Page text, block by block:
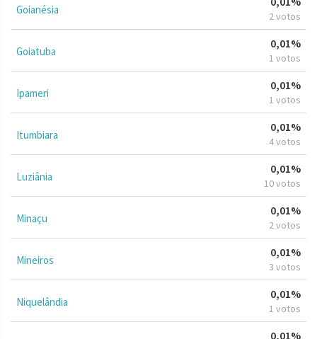
Goianésia 2 votos
Goiatuba
0,01%
1 votos
Ipameri
0,01%
1 votos
Itumbiara
0,01%
4 votos
Luziânia
0,01%
10 votos
Minaçu
0,01%
2 votos
Mineiros
0,01%
3 votos
Niquelândia
0,01%
1 votos
0,01%